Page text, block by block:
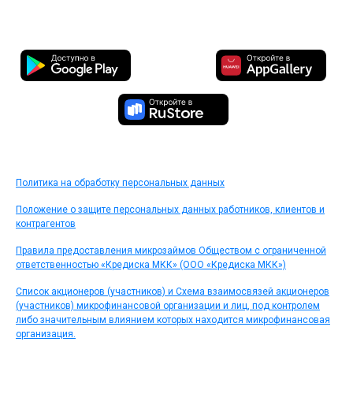
Политика на обработку персональных данных
Положение о защите персональных данных работников, клиентов и
контрагентов
Правила предоставления микрозаймов Обществом с ограниченной
ответственностью «Кредиска МКК» (ООО «Кредиска МКК»)
Список акционеров (участников) и Схема взаимосвязей акционеров
(участников) микрофинансовой организации и лиц, под контролем
либо значительным влиянием которых находится микрофинансовая
организация.